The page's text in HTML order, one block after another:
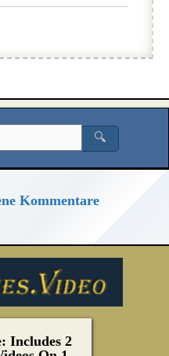
🔍
Kommentare
Includes 2